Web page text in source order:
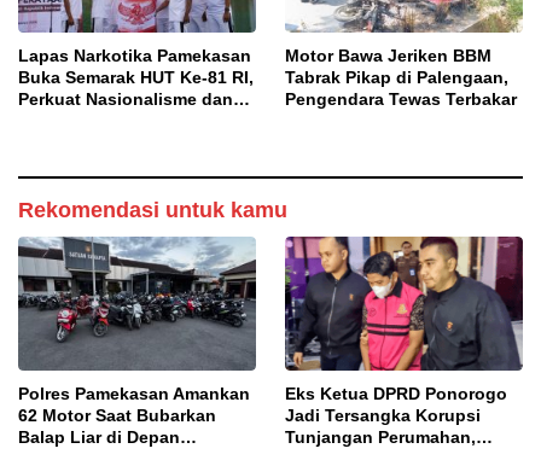
Lapas Narkotika Pamekasan
Buka Semarak HUT Ke-81 RI,
Perkuat Nasionalisme dan
Motor Bawa Jeriken BBM
Tabrak Pikap di Palengaan,
Pengendara Tewas Terbakar
Rekomendasi untuk kamu
Polres Pamekasan Amankan
62 Motor Saat Bubarkan
Balap Liar di Depan
Eks Ketua DPRD Ponorogo
Jadi Tersangka Korupsi
Tunjangan Perumahan,